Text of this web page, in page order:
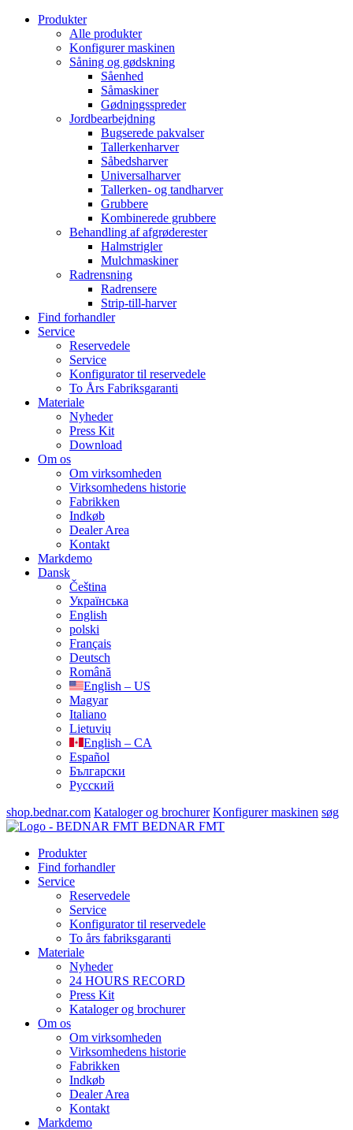
Produkter
Alle produkter
Konfigurer maskinen
Såning og gødskning
Såenhed
Såmaskiner
Gødningsspreder
Jordbearbejdning
Bugserede pakvalser
Tallerkenharver
Såbedsharver
Universalharver
Tallerken- og tandharver
Grubbere
Kombinerede grubbere
Behandling af afgrøderester
Halmstrigler
Mulchmaskiner
Radrensning
Radrensere
Strip-till-harver
Find forhandler
Service
Reservedele
Service
Konfigurator til reservedele
To Års Fabriksgaranti
Materiale
Nyheder
Press Kit
Download
Om os
Om virksomheden
Virksomhedens historie
Fabrikken
Indkøb
Dealer Area
Kontakt
Markdemo
Dansk
Čeština
Українська
English
polski
Français
Deutsch
Română
English – US
Magyar
Italiano
Lietuvių
English – CA
Español
Български
Русский
shop.bednar.com Kataloger og brochurer Konfigurer maskinen søg
BEDNAR FMT
Produkter
Find forhandler
Service
Reservedele
Service
Konfigurator til reservedele
To års fabriksgaranti
Materiale
Nyheder
24 HOURS RECORD
Press Kit
Kataloger og brochurer
Om os
Om virksomheden
Virksomhedens historie
Fabrikken
Indkøb
Dealer Area
Kontakt
Markdemo